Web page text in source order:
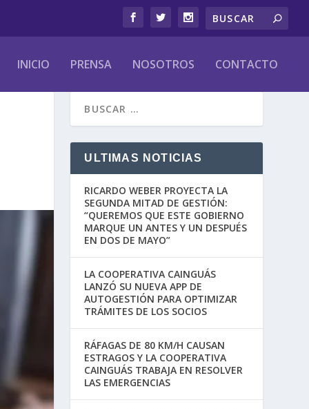
INICIO PRENSA NOSOTROS CONTACTO
ULTIMAS NOTICIAS
RICARDO WEBER PROYECTA LA
SEGUNDA MITAD DE GESTIÓN:
“QUEREMOS QUE ESTE GOBIERNO
MARQUE UN ANTES Y UN DESPUÉS
EN DOS DE MAYO”
LA COOPERATIVA CAINGUÁS
LANZÓ SU NUEVA APP DE
AUTOGESTIÓN PARA OPTIMIZAR
TRÁMITES DE LOS SOCIOS
RÁFAGAS DE 80 KM/H CAUSAN
ESTRAGOS Y LA COOPERATIVA
CAINGUÁS TRABAJA EN RESOLVER
LAS EMERGENCIAS